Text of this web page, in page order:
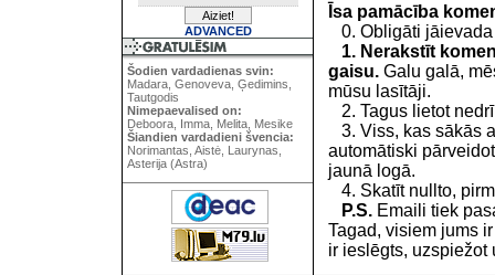
ADVANCED
Šodien vardadienas svin:
Madara, Genoveva, Ģedimins,
Tautgodis
Nimepaevalised on:
Deboora, Imma, Melita, Mesike
Šiandien vardadieni švencia:
Norimantas, Aistė, Laurynas,
Asterija (Astra)
Īsa pamācība
0. Obligāti jāievada
1. Nerakstīt
gaisu. Galu galā,
mūsu lasītāji.
2. Tagus lietot
3. Viss, kas sākās
automātiski
jaunā logā.
4. Skatīt nullto,
P.S. Emaili tiek
Tagad, visiem jums
ir ieslēgts, uzspiežot